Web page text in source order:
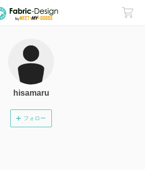
hisamaru
フォロー